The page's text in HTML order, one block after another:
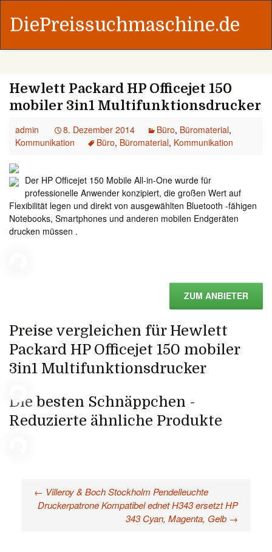
DiePreissuchmaschine.de
Hewlett Packard HP Officejet 150
mobiler 3in1 Multifunktionsdrucker
admin 8. Dezember 2014 Büro, Büromaterial,
Kommunikation
Büro, Büromaterial, Kommunikation
Der HP Officejet 150 Mobile All-in-One wurde für
professionelle Anwender konzipiert, die großen Wert auf
Flexibilität legen und direkt von ausgewählten Bluetooth -fähigen
Notebooks, Smartphones und anderen mobilen Endgeräten
drucken müssen .
ZUM ANBIETER
Preise vergleichen für Hewlett
Packard HP Officejet 150 mobiler
3in1 Multifunktionsdrucker
Die besten Schnäppchen -
Reduzierte ähnliche Produkte
Beitragsnavigation
← Villeroy & Boch Stockholm Pendelleuchte
Druckerpatrone Kompatibel ednet H343 ersetzt HP
343 Cyan, Magenta, Gelb →